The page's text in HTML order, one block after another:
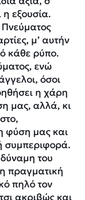
εξουσία.
μ’ αυτήν
κάθε ρύπο.
ενώ
όσοι
η χάρη
μας, αλλά, κι
φύση μας και
συμπεριφορά.
του
πραγματική
πηλό τον
ακριβώς και